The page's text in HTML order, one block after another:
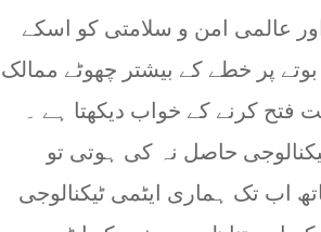
اور عالمی امن و سلامتی کو اسکے
پر خطے کے بیشتر چھوٹے ممالک
فتح کرنے کے خواب دیکھتا ہے ۔
حاصل نہ کی ہوتی تو
اب تک ہماری ایٹمی ٹیکنالوجی